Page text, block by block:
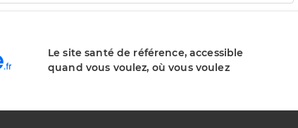
Le site santé de référence, accessible
quand vous voulez, où vous voulez